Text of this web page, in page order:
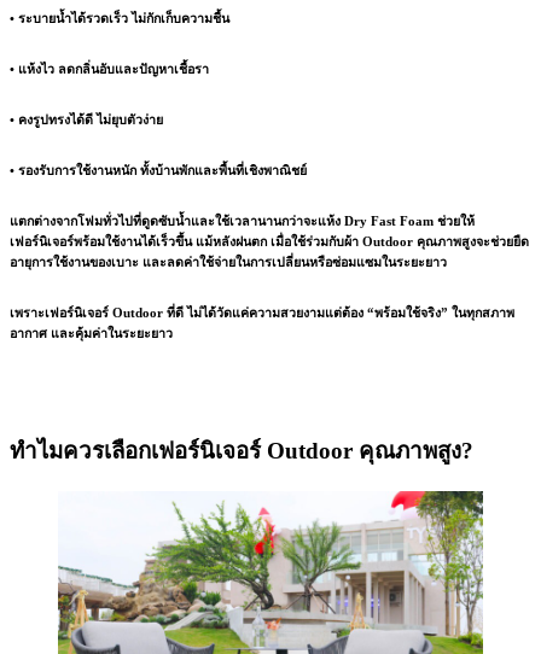
• ระบายน้ำได้รวดเร็ว ไม่กักเก็บความชื้น
• แห้งไว ลดกลิ่นอับและปัญหาเชื้อรา
• คงรูปทรงได้ดี ไม่ยุบตัวง่าย
• รองรับการใช้งานหนัก ทั้งบ้านพักและพื้นที่เชิงพาณิชย์
แตกต่างจากโฟมทั่วไปที่ดูดซับน้ำและใช้เวลานานกว่าจะแห้ง Dry Fast Foam ช่วยให้
เฟอร์นิเจอร์พร้อมใช้งานได้เร็วขึ้น แม้หลังฝนตก เมื่อใช้ร่วมกับผ้า Outdoor คุณภาพสูงจะช่วยยืด
อายุการใช้งานของเบาะ และลดค่าใช้จ่ายในการเปลี่ยนหรือซ่อมแซมในระยะยาว
เพราะเฟอร์นิเจอร์ Outdoor ที่ดี ไม่ได้วัดแค่ความสวยงามแต่ต้อง “พร้อมใช้จริง” ในทุกสภาพ
อากาศ และคุ้มค่าในระยะยาว
ทำไมควรเลือกเฟอร์นิเจอร์ Outdoor คุณภาพสูง?